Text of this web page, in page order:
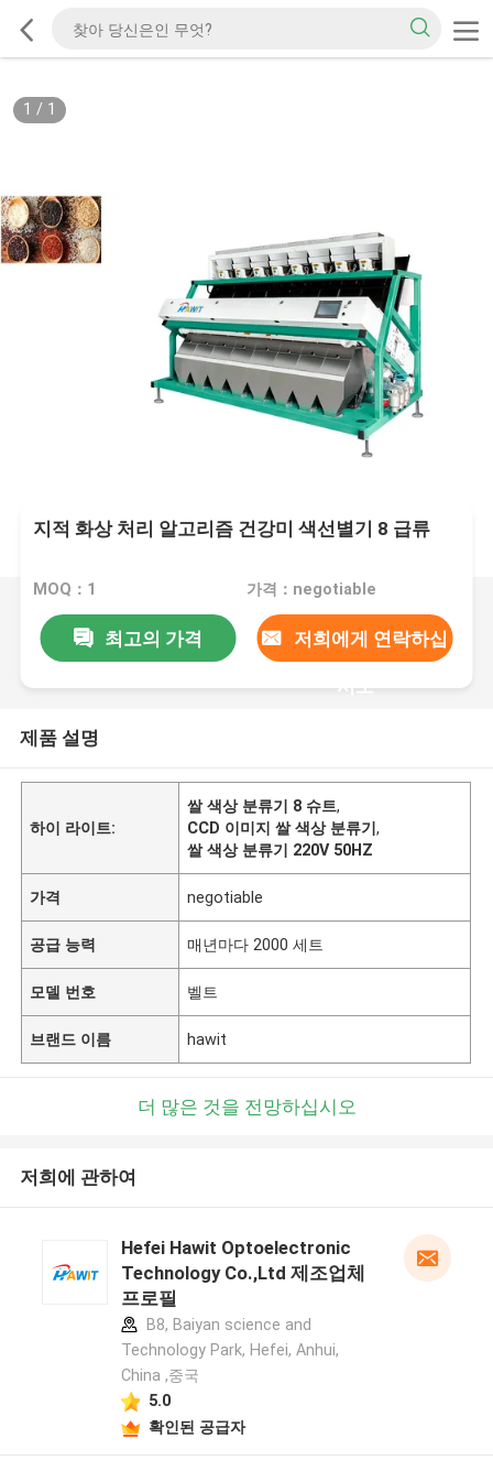
1 / 1
지적 화상 처리 알고리즘 건강미 색선별기 8 급류
MOQ：1 가격：negotiable
최고의 가격 저희에게 연락하십
시오
제품 설명
하이 라이트:
쌀 색상 분류기 8 슈트,
CCD 이미지 쌀 색상 분류기,
쌀 색상 분류기 220V 50HZ
가격 negotiable
공급 능력 매년마다 2000 세트
모델 번호 벨트
브랜드 이름 hawit
더 많은 것을 전망하십시오
저희에 관하여
Hefei Hawit Optoelectronic
Technology Co.,Ltd 제조업체
프로필
B8, Baiyan science and
Technology Park, Hefei, Anhui,
China ,중국
5.0
확인된 공급자